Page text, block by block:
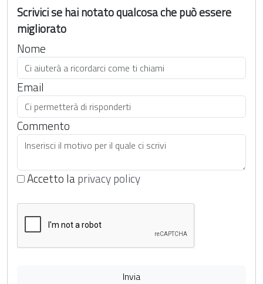
Scrivici se hai notato qualcosa che può essere
migliorato
Nome
Email
Commento
Accetto laprivacy policy
Invia